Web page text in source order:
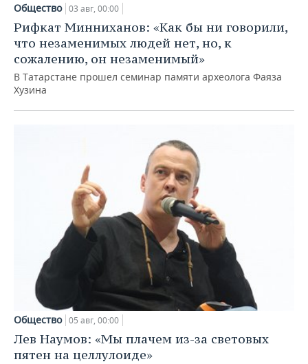
Общество 03 авг, 00:00
Рифкат Минниханов: «Как бы ни говорили,
что незаменимых людей нет, но, к
сожалению, он незаменимый»
В Татарстане прошел семинар памяти археолога Фаяза
Хузина
Общество 05 авг, 00:00
Лев Наумов: «Мы плачем из-за световых
пятен на целлулоиде»